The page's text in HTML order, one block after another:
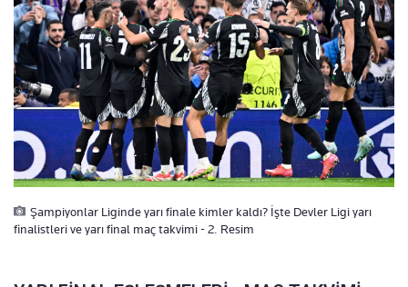
Şampiyonlar Liginde yarı finale kimler kaldı? İşte Devler Ligi yarı
finalistleri ve yarı final maç takvimi - 2. Resim